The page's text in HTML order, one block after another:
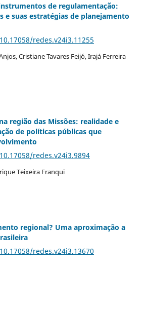
de regulamentação:
e suas estratégias de planejamento
redes.v24i3.11255
Cristiane Tavares Feijó, Irajá Ferreira
região das Missões: realidade e
de políticas públicas que
redes.v24i3.9894
Teixeira Franqui
regional? Uma aproximação a
redes.v24i3.13670